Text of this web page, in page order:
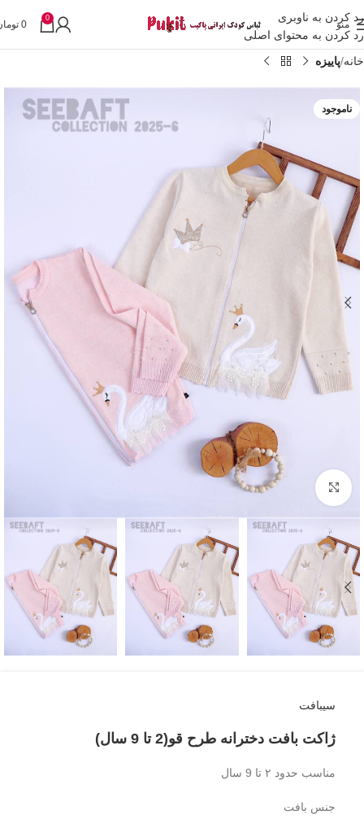
رد کردن به ناوبری
رد کردن به محتوای اصلی
منو
0
0
خانه پاییزه
ناموجود
بزرگنمایی تصویر
سیبافت
ژاکت بافت دخترانه طرح قو(2 تا 9 سال)
مناسب حدود ۲ تا 9 سال
جنس بافت